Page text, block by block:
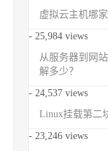
虚拟云主机哪
- 25,984 views
从服务器到网
解多少？
- 24,537 views
Linux挂载第二
- 23,246 views